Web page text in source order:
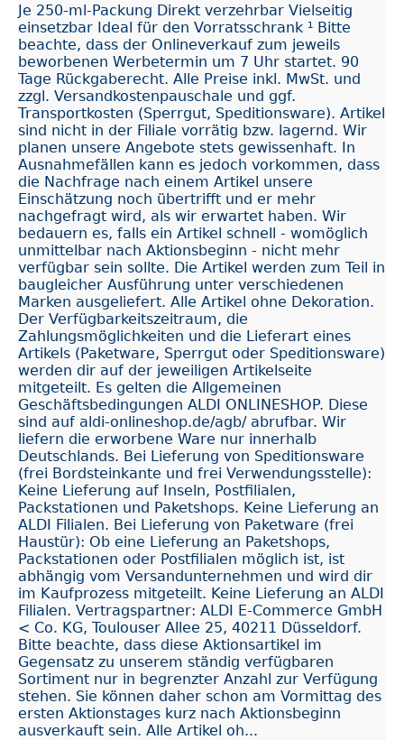
Je 250-ml-Packung Direkt verzehrbar Vielseitig
einsetzbar Ideal für den Vorratsschrank ¹ Bitte
beachte, dass der Onlineverkauf zum jeweils
beworbenen Werbetermin um 7 Uhr startet. 90
Tage Rückgaberecht. Alle Preise inkl. MwSt. und
zzgl. Versandkostenpauschale und ggf.
Transportkosten (Sperrgut, Speditionsware). Artikel
sind nicht in der Filiale vorrätig bzw. lagernd. Wir
planen unsere Angebote stets gewissenhaft. In
Ausnahmefällen kann es jedoch vorkommen, dass
die Nachfrage nach einem Artikel unsere
Einschätzung noch übertrifft und er mehr
nachgefragt wird, als wir erwartet haben. Wir
bedauern es, falls ein Artikel schnell - womöglich
unmittelbar nach Aktionsbeginn - nicht mehr
verfügbar sein sollte. Die Artikel werden zum Teil in
baugleicher Ausführung unter verschiedenen
Marken ausgeliefert. Alle Artikel ohne Dekoration.
Der Verfügbarkeitszeitraum, die
Zahlungsmöglichkeiten und die Lieferart eines
Artikels (Paketware, Sperrgut oder Speditionsware)
werden dir auf der jeweiligen Artikelseite
mitgeteilt. Es gelten die Allgemeinen
Geschäftsbedingungen ALDI ONLINESHOP. Diese
sind auf aldi-onlineshop.de/agb/ abrufbar. Wir
liefern die erworbene Ware nur innerhalb
Deutschlands. Bei Lieferung von Speditionsware
(frei Bordsteinkante und frei Verwendungsstelle):
Keine Lieferung auf Inseln, Postfilialen,
Packstationen und Paketshops. Keine Lieferung an
ALDI Filialen. Bei Lieferung von Paketware (frei
Haustür): Ob eine Lieferung an Paketshops,
Packstationen oder Postfilialen möglich ist, ist
abhängig vom Versandunternehmen und wird dir
im Kaufprozess mitgeteilt. Keine Lieferung an ALDI
Filialen. Vertragspartner: ALDI E-Commerce GmbH
< Co. KG, Toulouser Allee 25, 40211 Düsseldorf.
Bitte beachte, dass diese Aktionsartikel im
Gegensatz zu unserem ständig verfügbaren
Sortiment nur in begrenzter Anzahl zur Verfügung
stehen. Sie können daher schon am Vormittag des
ersten Aktionstages kurz nach Aktionsbeginn
ausverkauft sein. Alle Artikel oh...